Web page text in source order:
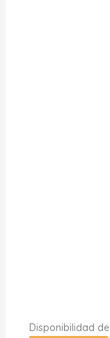
Disponibilidad